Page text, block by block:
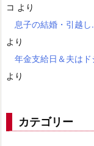
コ より
息子の結婚・引越
より
年金支給日＆夫は
より
カテゴリー